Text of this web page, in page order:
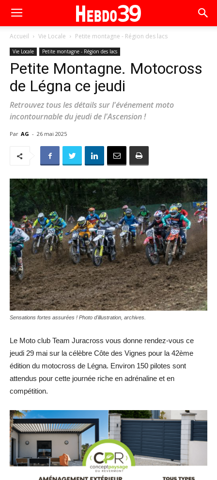
Accueil Vie Locale Petite montagne - Région des lacs
Vie Locale Petite montagne - Région des lacs
Petite Montagne. Motocross
de Légna ce jeudi
Retrouvez tous les détails sur l'événement moto
incontournable du jeudi de l'Ascension !
Par AG - 26 mai 2025
Sensations fortes assurées ! Photo d'illustration, archives.
Le Moto club Team Juracross vous donne rendez-vous ce
jeudi 29 mai sur la célèbre Côte des Vignes pour la 42ème
édition du motocross de Légna. Environ 150 pilotes sont
attendus pour cette journée riche en adrénaline et en
compétition.